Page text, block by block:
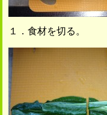
１．食材を切る。